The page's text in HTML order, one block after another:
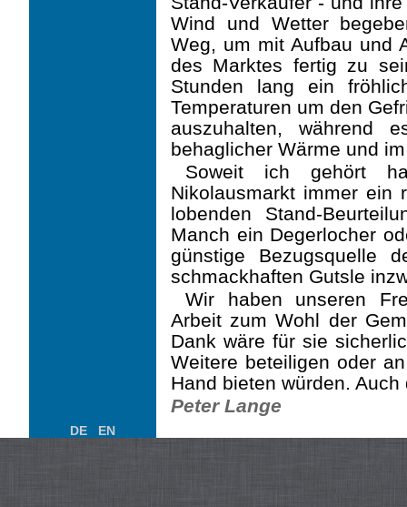
Wind und Wetter
Weg, um mit Aufbau und
des Marktes fertig zu
Stunden lang ein
Temperaturen um den
auszuhalten, während
behaglicher Wärme und
Soweit ich gehört
Nikolausmarkt immer ein
lobenden Stand-
Manch ein Degerlocher
günstige Bezugsquelle
schmackhaften Gutsle
Wir haben unseren
Arbeit zum Wohl der
Dank wäre für sie
Weitere beteiligen oder
Hand bieten würden.
Peter Lange
DE EN